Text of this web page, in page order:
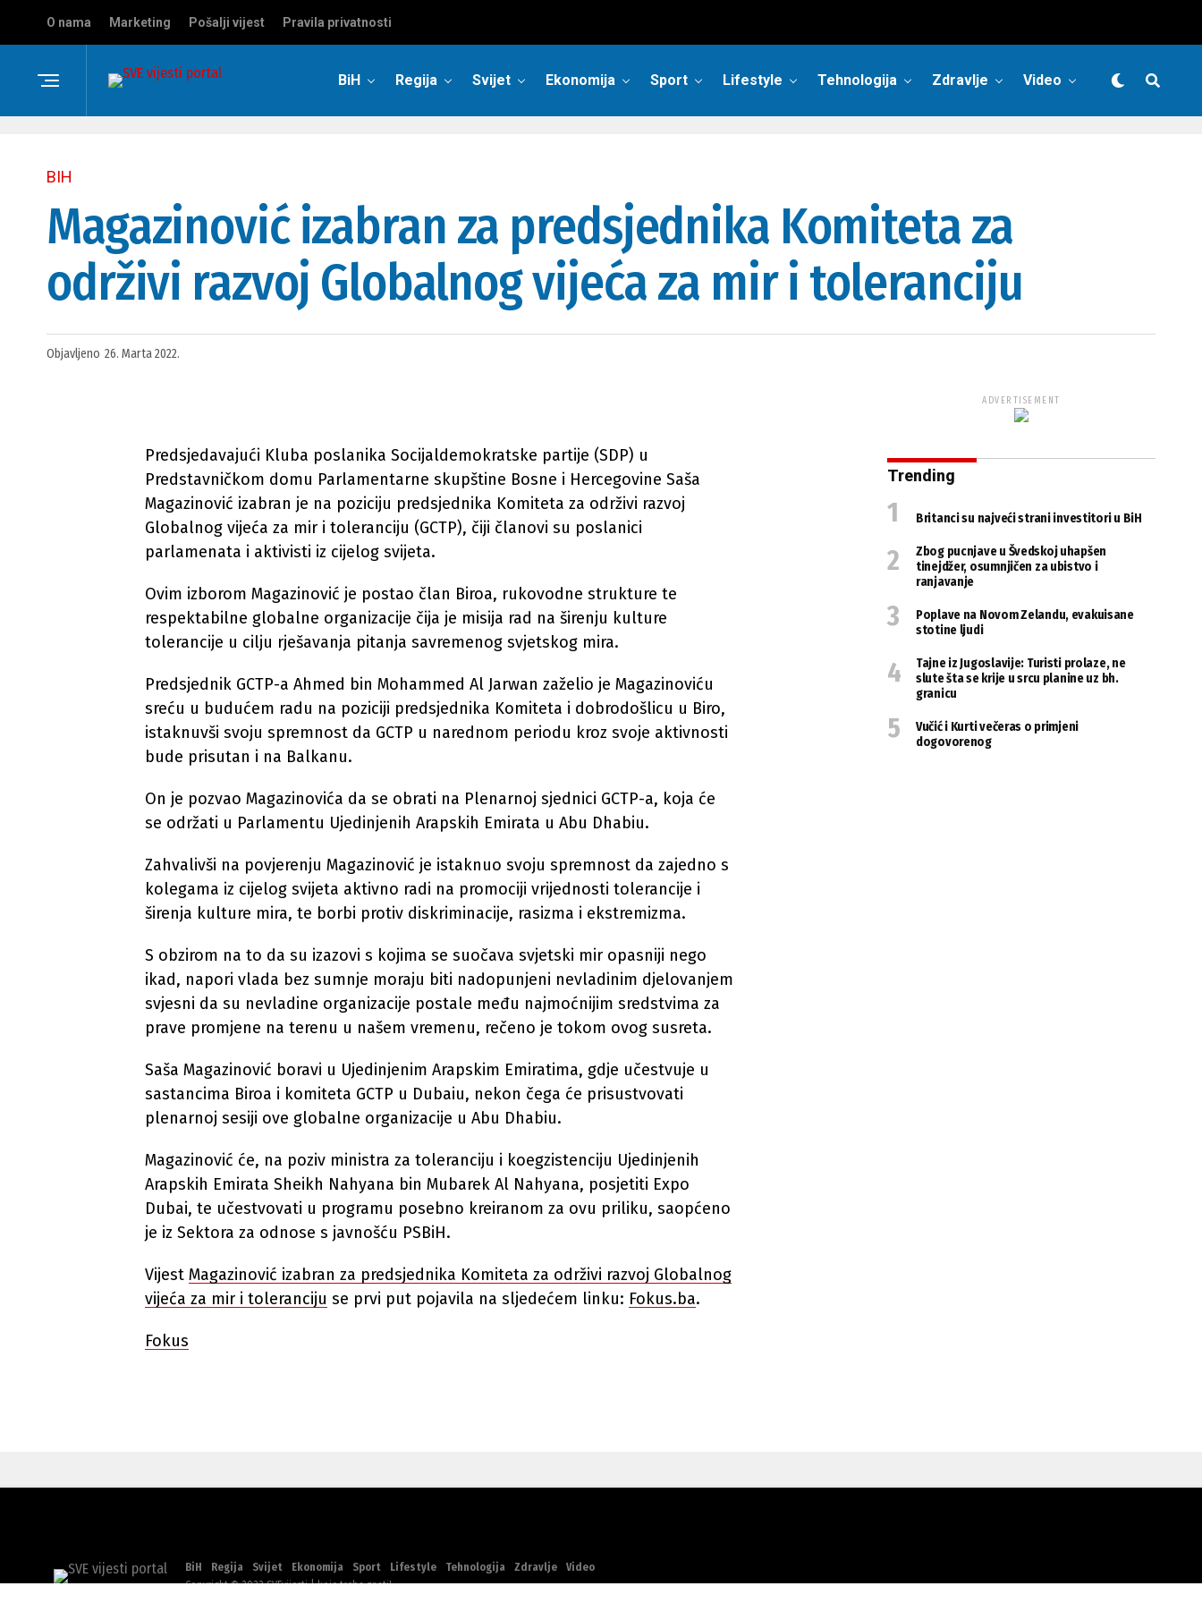
O nama Marketing Pošalji vijest Pravila privatnosti
BiH Regija Svijet Ekonomija Sport Lifestyle Tehnologija Zdravlje Video
BIH
Magazinović izabran za predsjednika Komiteta za
održivi razvoj Globalnog vijeća za mir i toleranciju
Objavljeno 26. Marta 2022.
Predsjedavajući Kluba poslanika Socijaldemokratske partije (SDP) u
Predstavničkom domu Parlamentarne skupštine Bosne i Hercegovine Saša
Magazinović izabran je na poziciju predsjednika Komiteta za održivi razvoj
Globalnog vijeća za mir i toleranciju (GCTP), čiji članovi su poslanici
parlamenata i aktivisti iz cijelog svijeta.
Ovim izborom Magazinović je postao član Biroa, rukovodne strukture te
respektabilne globalne organizacije čija je misija rad na širenju kulture
tolerancije u cilju rješavanja pitanja savremenog svjetskog mira.
Predsjednik GCTP-a Ahmed bin Mohammed Al Jarwan zaželio je Magazinoviću
sreću u budućem radu na poziciji predsjednika Komiteta i dobrodošlicu u Biro,
istaknuvši svoju spremnost da GCTP u narednom periodu kroz svoje aktivnosti
bude prisutan i na Balkanu.
On je pozvao Magazinovića da se obrati na Plenarnoj sjednici GCTP-a, koja će
se održati u Parlamentu Ujedinjenih Arapskih Emirata u Abu Dhabiu.
Zahvalivši na povjerenju Magazinović je istaknuo svoju spremnost da zajedno s
kolegama iz cijelog svijeta aktivno radi na promociji vrijednosti tolerancije i
širenja kulture mira, te borbi protiv diskriminacije, rasizma i ekstremizma.
S obzirom na to da su izazovi s kojima se suočava svjetski mir opasniji nego
ikad, napori vlada bez sumnje moraju biti nadopunjeni nevladinim djelovanjem
svjesni da su nevladine organizacije postale među najmoćnijim sredstvima za
prave promjene na terenu u našem vremenu, rečeno je tokom ovog susreta.
Saša Magazinović boravi u Ujedinjenim Arapskim Emiratima, gdje učestvuje u
sastancima Biroa i komiteta GCTP u Dubaiu, nekon čega će prisustvovati
plenarnoj sesiji ove globalne organizacije u Abu Dhabiu.
Magazinović će, na poziv ministra za toleranciju i koegzistenciju Ujedinjenih
Arapskih Emirata Sheikh Nahyana bin Mubarek Al Nahyana, posjetiti Expo
Dubai, te učestvovati u programu posebno kreiranom za ovu priliku, saopćeno
je iz Sektora za odnose s javnošću PSBiH.
Vijest Magazinović izabran za predsjednika Komiteta za održivi razvoj Globalnog
vijeća za mir i toleranciju se prvi put pojavila na sljedećem linku: Fokus.ba.
Fokus
ADVERTISEMENT
Trending
Britanci su najveći strani investitori u BiH
Zbog pucnjave u Švedskoj uhapšen
tinejdžer, osumnjičen za ubistvo i
ranjavanje
Poplave na Novom Zelandu, evakuisane
stotine ljudi
Tajne iz Jugoslavije: Turisti prolaze, ne
slute šta se krije u srcu planine uz bh.
granicu
Vučić i Kurti večeras o primjeni
dogovorenog
BiH Regija Svijet Ekonomija Sport Lifestyle Tehnologija Zdravlje
Video
Copyright © 2022 SVEvijesti | koje treba znati!